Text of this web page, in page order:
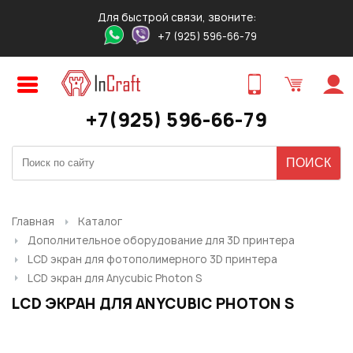
Для быстрой связи, звоните:
+7 (925) 596-66-79
+7(925) 596-66-79
Главная
Каталог
Дополнительное оборудование для 3D принтера
LCD экран для фотополимерного 3D принтера
LCD экран для Anycubic Photon S
LCD ЭКРАН ДЛЯ ANYCUBIC PHOTON S
ОБРАТНЫЙ ЗВОНОК
Контактный телефон
Ваш E-mail*:
ЗАКАЗ ТОВАРА В 1 КЛИК
Ваш E-mail*:
Ваш телефон *:
Авторизация
Пароль:
Запомнить меня
ПРЕДВАРИТЕЛЬНЫЙ ЗАКАЗ
ТОВАРА
Ваше имя*:
Ваш E-mail*:
Ваш телефон *: